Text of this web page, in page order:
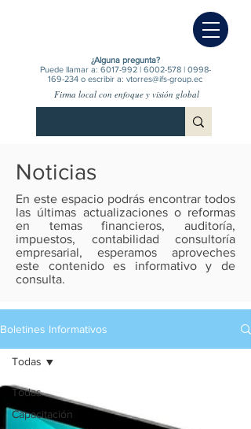
¿Alguna pregunta?
Puede llamar a: 6017-992| 6002-578| 0998-
169-234 o escribir a: vtorres@ifs-group.ec
Firma local con enfoque y visión global
Noticias
En este espacio podrás encontrar todos
las últimas actualizaciones o reformas
en temas financieros, auditoría,
impuestos, contabilidad consultoría
empresarial, esperamos aproveches
este contenido es informativo y de
consulta.
Boletines Informativos
Todas
Capacitación
Todas